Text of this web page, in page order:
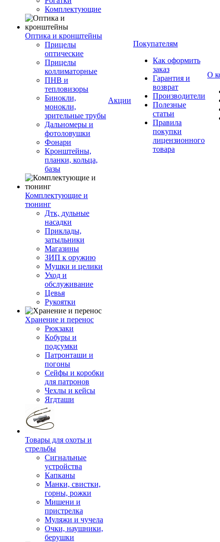
Комплектующие
Оптика и кронштейны
Прицелы
оптические
Прицелы
коллиматорные
ПНВ и
тепловизоры
Бинокли,
монокли,
зрительные трубы
Дальномеры и
фотоловушки
Фонари
Кронштейны,
планки, кольца,
базы
Комплектующие и
тюнинг
Дтк, дульные
насадки
Приклады,
затыльники
Магазины
ЗИП к оружию
Мушки и целики
Уход и
обслуживание
Цевья
Рукоятки
Хранение и перенос
Рюкзаки
Кобуры и
подсумки
Патронташи и
погоны
Сейфы и коробки
для патронов
Чехлы и кейсы
Ягдташи
Товары для охоты и
стрельбы
Сигнальные
устройства
Капканы
Манки, свистки,
горны, рожки
Мишени и
пристрелка
Муляжи и чучела
Очки, наушники,
берушки
Акции
Покупателям
Как оформить
заказ
Гарантия и
возврат
Производители
Полезные
статьи
Правила
покупки
лицензионного
товара
О